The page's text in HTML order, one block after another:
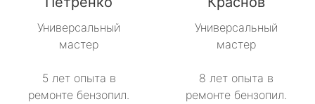
Универсальный
мастер
5 лет опыта в
ремонте бензопил.
Универсальный
мастер
8 лет опыта в
ремонте бензопил.